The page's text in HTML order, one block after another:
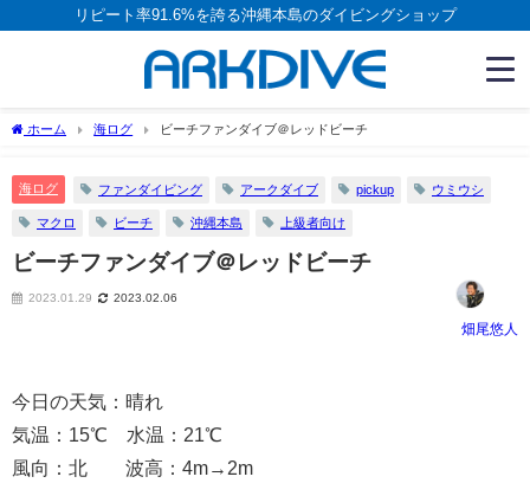
リピート率91.6%を誇る沖縄本島のダイビングショップ
ホーム 海ログ ビーチファンダイブ＠レッドビーチ
海ログ ファンダイビング アークダイブ pickup ウミウシ
マクロ ビーチ 沖縄本島 上級者向け
ビーチファンダイブ＠レッドビーチ
2023.01.29 2023.02.06
畑尾悠人
今日の天気：晴れ
気温：15℃ 水温：21℃
風向：北 波高：4m→2m